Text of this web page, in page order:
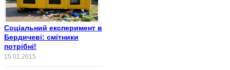
Соціальний експеримент в
Бердичеві: смітники
потрібні!
15.01.2015